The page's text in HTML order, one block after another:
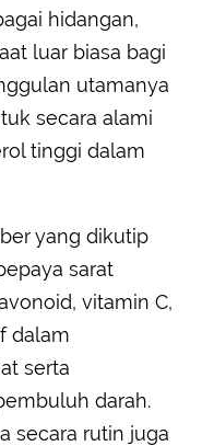
hidangan,
luar biasa bagi
utamanya
secara alami
tinggi dalam
yang dikutip
sarat
vitamin C,
dalam
serta
darah.
secara rutin juga